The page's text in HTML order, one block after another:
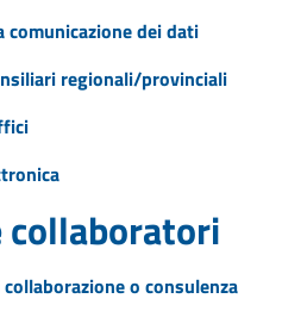
comunicazione dei dati
regionali/provinciali
collaboratori
o consulenza